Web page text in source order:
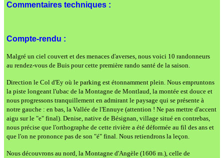
Commentaires techniques :
Compte-rendu :
Malgré un ciel couvert et des menaces d'averses, nous voici 10 randonneurs
au rendez-vous de Buis pour cette première rando santé de la saison.
Direction le Col d'Ey où le parking est étonnamment plein. Nous empruntons
la piste longeant l'ubac de la Montagne de Montlaud, la montée est douce et
nous progressons tranquillement en admirant le paysage qui se présente à
notre gauche : en bas, la Vallée de l'Ennuye (attention ! Ne pas mettre d'accent
aigu sur le "e" final). Denise, native de Bésignan, village situé en contrebas,
nous précise que l'orthographe de cette rivière a été déformée au fil des ans et
que l'on ne prononce pas de son "é" final. Nous retiendrons la leçon.
Nous découvrons au nord, la Montagne d'Angèle (1606 m.), celle de